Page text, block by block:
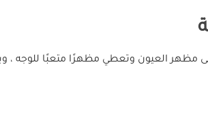
مظهر العيون وتعطي مظهرًا متعبًا للوجه ،